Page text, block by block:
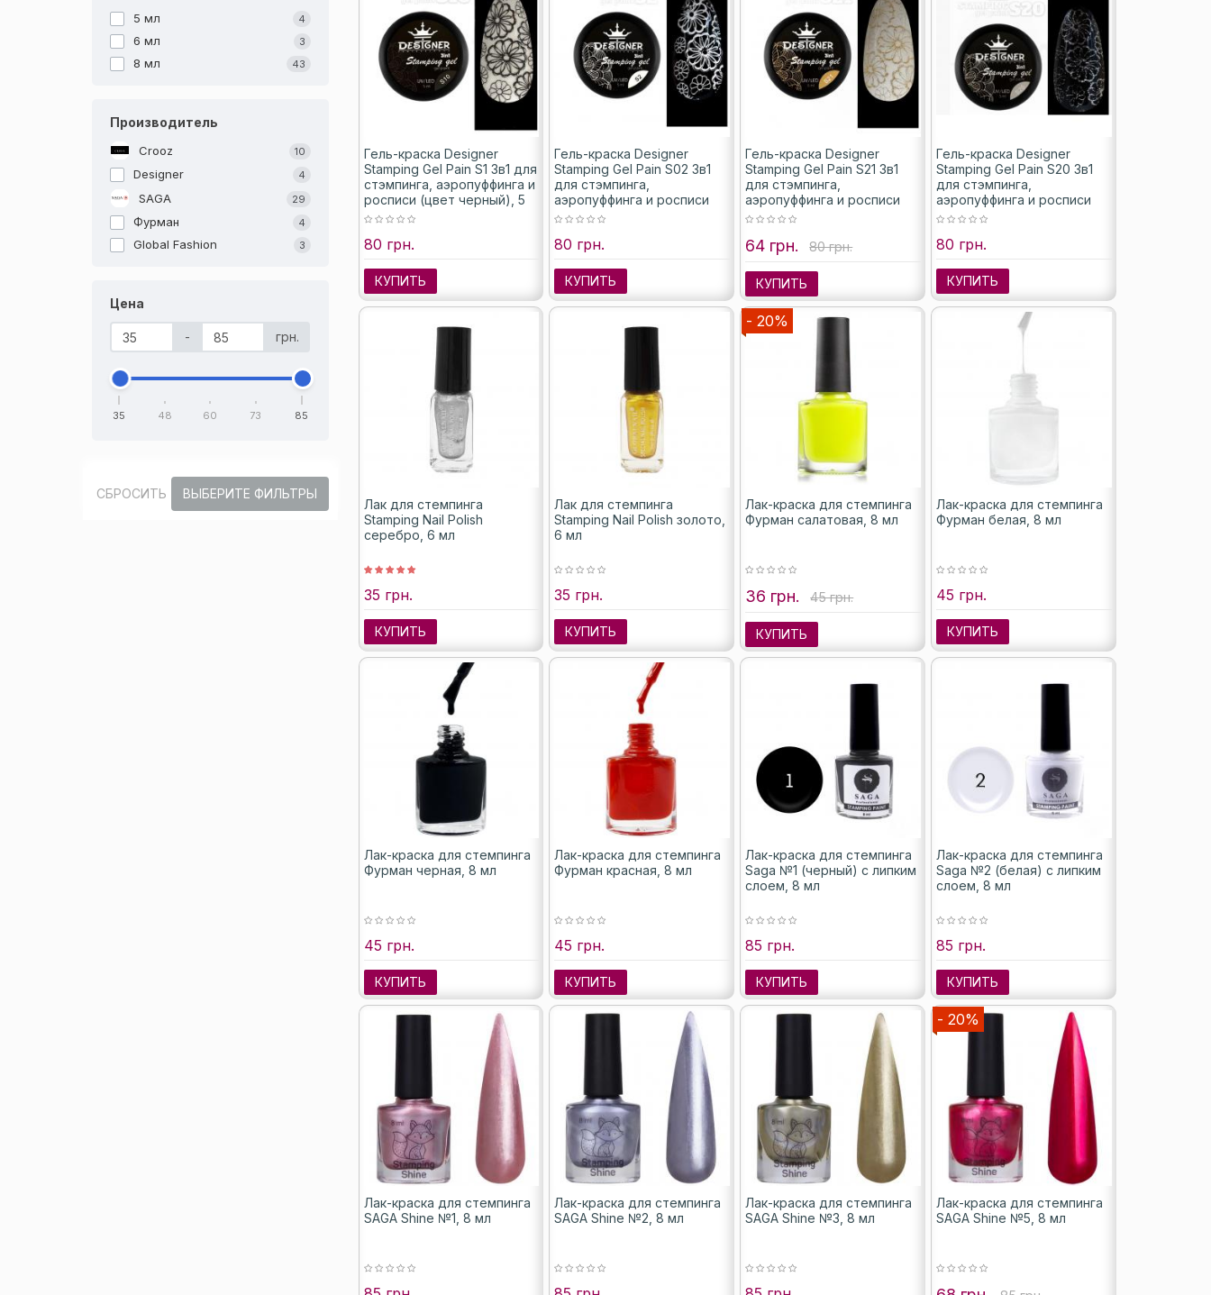
5 мл 4
6 мл 3
8 мл 43
Производитель
Crooz 10
Designer 4
SAGA 29
Фурман 4
Global Fashion 3
Цена
- грн.
35 48 60 73 85
СБРОСИТЬ ВЫБЕРИТЕ ФИЛЬТРЫ
Гель-краска Designer
Stamping Gel Pain S1 3в1 для
стэмпинга, аэропуффинга и
росписи (цвет черный), 5
мл
80 грн.
КУПИТЬ
Гель-краска Designer
Stamping Gel Pain S02 3в1
для стэмпинга,
аэропуффинга и росписи
(цвет белый), 5 мл
80 грн.
КУПИТЬ
Гель-краска Designer
Stamping Gel Pain S21 3в1
для стэмпинга,
аэропуффинга и росписи
(цвет золото), 5 мл
64 грн. 80 грн.
КУПИТЬ
Гель-краска Designer
Stamping Gel Pain S20 3в1
для стэмпинга,
аэропуффинга и росписи
(цвет серебро), 5 мл
80 грн.
КУПИТЬ
Лак для стемпинга
Stamping Nail Polish
серебро, 6 мл
35 грн.
КУПИТЬ
Лак для стемпинга
Stamping Nail Polish золото,
6 мл
35 грн.
КУПИТЬ
- 20%
Лак-краска для стемпинга
Фурман салатовая, 8 мл
36 грн. 45 грн.
КУПИТЬ
Лак-краска для стемпинга
Фурман белая, 8 мл
45 грн.
КУПИТЬ
Лак-краска для стемпинга
Фурман черная, 8 мл
45 грн.
КУПИТЬ
Лак-краска для стемпинга
Фурман красная, 8 мл
45 грн.
КУПИТЬ
Лак-краска для стемпинга
Saga №1 (черный) с липким
слоем, 8 мл
85 грн.
КУПИТЬ
Лак-краска для стемпинга
Saga №2 (белая) с липким
слоем, 8 мл
85 грн.
КУПИТЬ
Лак-краска для стемпинга
SAGA Shine №1, 8 мл
Лак-краска для стемпинга
SAGA Shine №2, 8 мл
Лак-краска для стемпинга
SAGA Shine №3, 8 мл
- 20%
Лак-краска для стемпинга
SAGA Shine №5, 8 мл